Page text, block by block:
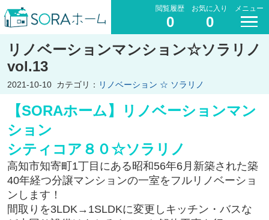
閲覧履歴
0
お気に入り
0
メニュー
リノベーションマンション☆ソラリノ
vol.13
2021-10-10 カテゴリ： リノベーション ☆ ソラリノ
【SORAホーム】リノベーションマン
ション
シティコア８０☆ソラリノ
高知市知寄町1丁目にある昭和56年6月新築された築
40年経つ分譲マンションの一室をフルリノベーショ
ンします！
間取りを3LDK→1SLDKに変更しキッチン・バスな